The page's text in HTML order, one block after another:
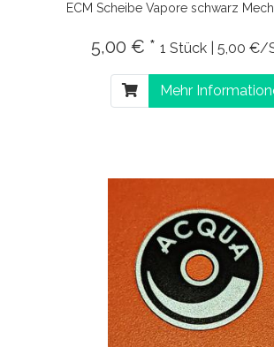
ECM Scheibe Vapore schwarz
5,00 € * 1 Stück | 5,00 €/
Mehr